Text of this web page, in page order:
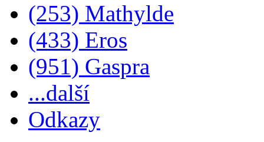
(253) Mathylde
(433) Eros
(951) Gaspra
...další
Odkazy